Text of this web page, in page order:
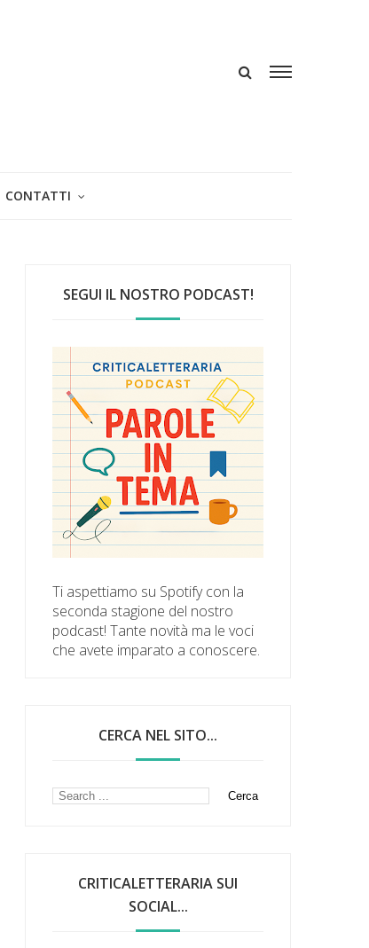
CONTATTI
SEGUI IL NOSTRO PODCAST!
Ti aspettiamo su Spotify con la
seconda stagione del nostro
podcast! Tante novità ma le voci
che avete imparato a conoscere.
CERCA NEL SITO...
CRITICALETTERARIA SUI
SOCIAL...